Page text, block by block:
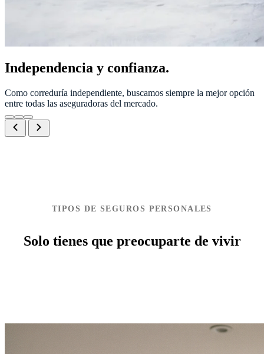
Independencia y confianza.
Como correduría independiente, buscamos siempre la mejor opción
entre todas las aseguradoras del mercado.
TIPOS DE SEGUROS PERSONALES
Solo tienes que preocuparte de vivir